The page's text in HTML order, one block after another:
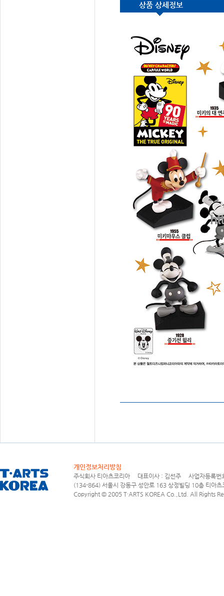
상품 상세정보
개인정보처리방침
주식회사 티아츠코리아 대표이사 : 김선주 사업자등록
(134-864) 서울시 강동구 성안로 163 상정빌딩 10층
Copyright © 2005 T·ARTS KOREA Co.,Ltd. All Rights